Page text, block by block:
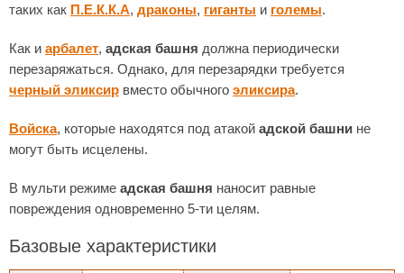
таких как П.Е.К.К.А, драконы, гиганты и големы.
Как и арбалет, адская башня должна периодически
перезаряжаться. Однако, для перезарядки требуется
черный эликсир вместо обычного эликсира.
Войска, которые находятся под атакой адской башни не
могут быть исцелены.
В мульти режиме адская башня наносит равные
повреждения одновременно 5-ти целям.
Базовые характеристики